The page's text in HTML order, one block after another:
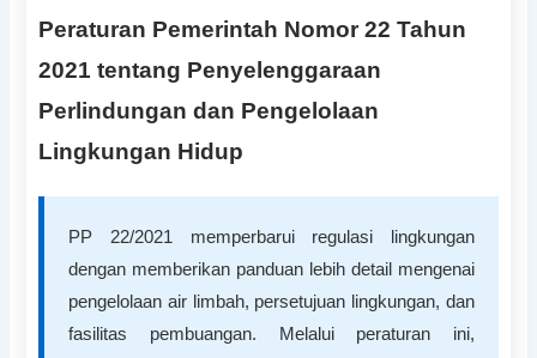
Peraturan Pemerintah Nomor 22 Tahun
2021 tentang Penyelenggaraan
Perlindungan dan Pengelolaan
Lingkungan Hidup
PP 22/2021 memperbarui regulasi lingkungan
dengan memberikan panduan lebih detail mengenai
pengelolaan air limbah, persetujuan lingkungan, dan
fasilitas pembuangan. Melalui peraturan ini,